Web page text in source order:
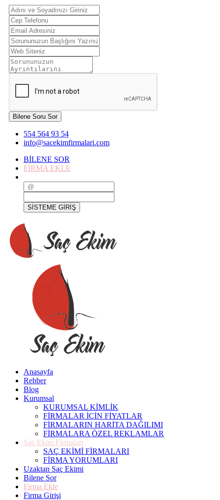
Bilene Soru Sor
554 564 93 54
info@sacekimfirmalari.com
BİLENE SOR
FİRMA EKLE
SİSTEME GİRİŞ
Anasayfa
Rehber
Blog
Kurumsal
KURUMSAL KİMLİK
FİRMALAR İÇİN FİYATLAR
FİRMALARIN HARİTA DAĞILIMI
FİRMALARA ÖZEL REKLAMLAR
Saç Ekim Firmaları
SAÇ EKİMİ FİRMALARI
FİRMA YORUMLARI
Uzaktan Saç Ekimi
Bilene Sor
Firma Ekle
Firma Girişi